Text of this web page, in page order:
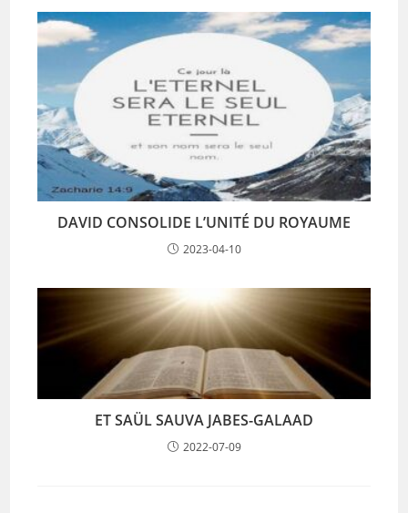
DAVID CONSOLIDE L’UNITÉ DU ROYAUME
2023-04-10
ET SAÜL SAUVA JABES-GALAAD
2022-07-09